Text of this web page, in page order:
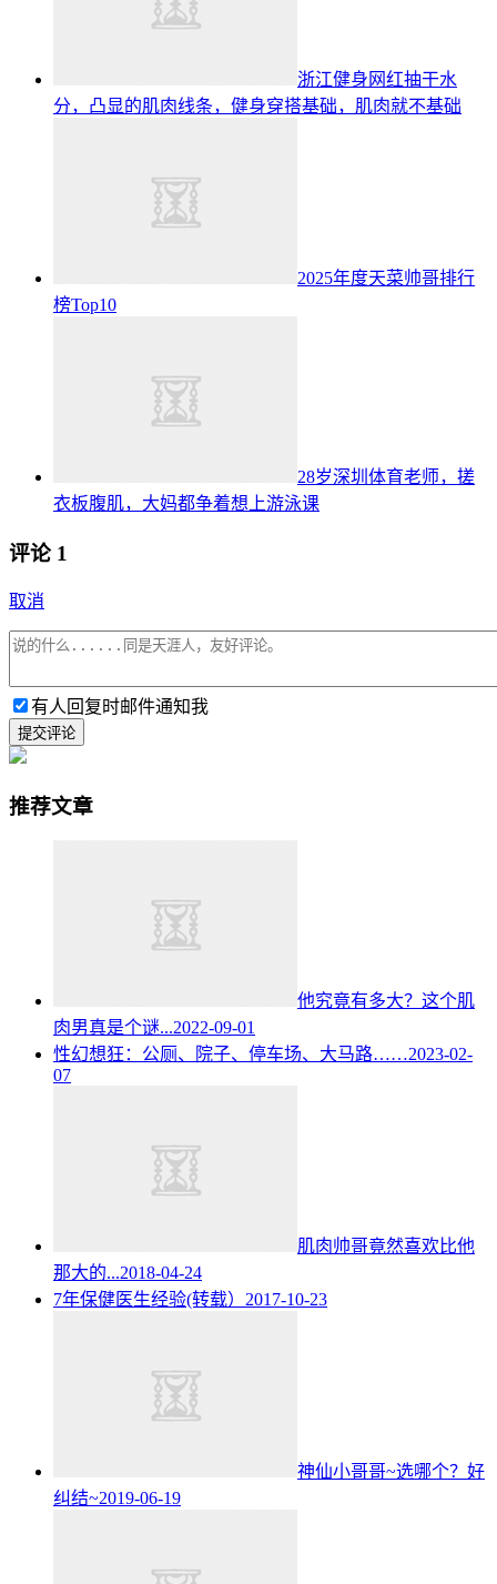
浙江健身网红抽干水
分，凸显的肌肉线条，健身穿搭基础，肌肉就不基础
2025年度天菜帅哥排行
榜Top10
28岁深圳体育老师，搓
衣板腹肌，大妈都争着想上游泳课
评论 1
取消
有人回复时邮件通知我
提交评论
推荐文章
他究竟有多大？这个肌
肉男真是个谜...2022-09-01
性幻想狂：公厕、院子、停车场、大马路……2023-02-
07
肌肉帅哥竟然喜欢比他
那大的...2018-04-24
7年保健医生经验(转载） 2017-10-23
神仙小哥哥~选哪个？好
纠结~2019-06-19